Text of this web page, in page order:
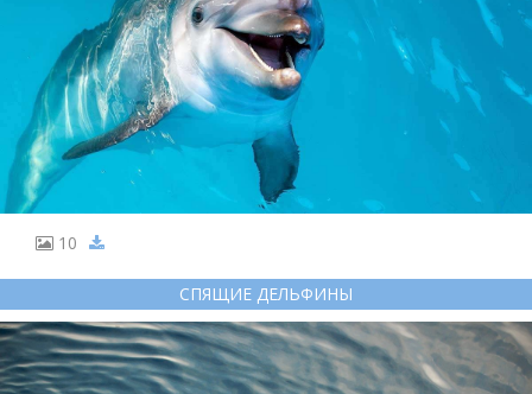
10
СПЯЩИЕ ДЕЛЬФИНЫ